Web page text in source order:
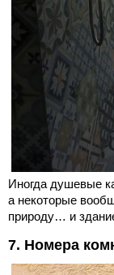
Иногда душевые
а некоторые
природу… и
7. Номера